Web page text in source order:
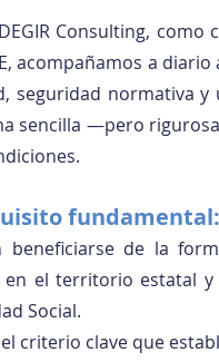
Consulting,
acompañamos a
seguridad normativa
sencilla —pero
beneficiarse de la
el territorio estatal y
Social.
el criterio clave que